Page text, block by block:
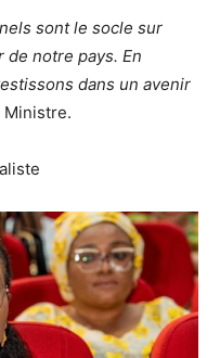
sont le socle sur
de notre pays. En
dans un avenir
Ministre.